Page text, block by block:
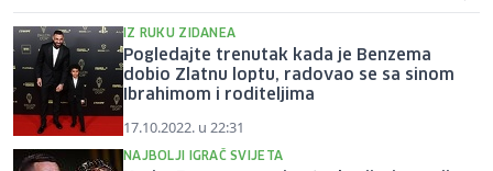
IZ RUKU ZIDANEA
Pogledajte trenutak kada je Benzema
dobio Zlatnu loptu, radovao se sa sinom
Ibrahimom i roditeljima
17.10.2022. u 22:31
NAJBOLJI IGRAČ SVIJETA